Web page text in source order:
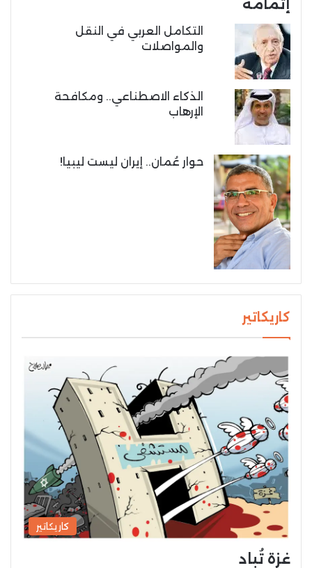
إتمامه
التكامل العربي في النقل
والمواصلات
الذكاء الاصطناعي.. ومكافحة
الإرهاب
حوار عُمان.. إيران ليست ليبيا!
كاريكاتير
كاريكاتير
غزة تُباد